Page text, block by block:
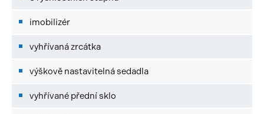
imobilizér
vyhřívaná zrcátka
výškově nastavitelná sedadla
vyhřívané přední sklo